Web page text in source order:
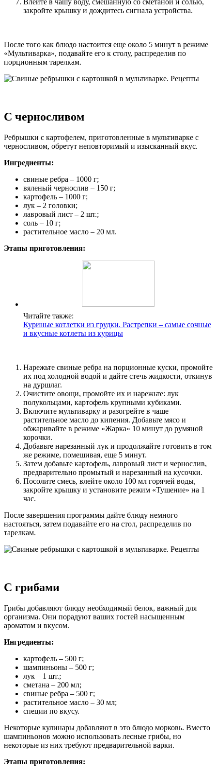
закройте крышку и дождитесь сигнала устройства.
После того как блюдо настоится еще около 5 минут в режиме
«Мультиварка», подавайте его к столу, распределив по
порционным тарелкам.
С черносливом
Ребрышки с картофелем, приготовленные в мультиварке с
черносливом, обретут неповторимый и изысканный вкус.
Ингредиенты:
свиные ребра – 1000 г;
вяленый чернослив – 150 г;
картофель – 1000 г;
лук – 2 головки;
лавровый лист – 2 шт.;
соль – 10 г;
растительное масло – 20 мл.
Этапы приготовления:
Читайте также:
Куриные котлетки из грудки. Растрепки – самые сочные
и вкусные котлеты из курицы
Нарежьте свиные ребра на порционные куски, промойте
их под холодной водой и дайте стечь жидкости, откинув
на дуршлаг.
Очистите овощи, промойте их и нарежьте: лук
полукольцами, картофель крупными кубиками.
Включите мультиварку и разогрейте в чаше
растительное масло до кипения. Добавьте мясо и
обжаривайте в режиме «Жарка» 10 минут до румяной
корочки.
Добавьте нарезанный лук и продолжайте готовить в том
же режиме, помешивая, еще 5 минут.
Затем добавьте картофель, лавровый лист и чернослив,
предварительно промытый и нарезанный на кусочки.
Посолите смесь, влейте около 100 мл горячей воды,
закройте крышку и установите режим «Тушение» на 1
час.
После завершения программы дайте блюду немного
настояться, затем подавайте его на стол, распределив по
тарелкам.
С грибами
Грибы добавляют блюду необходимый белок, важный для
организма. Они порадуют ваших гостей насыщенным
ароматом и вкусом.
Ингредиенты:
картофель – 500 г;
шампиньоны – 500 г;
лук – 1 шт.;
сметана – 200 мл;
свиные ребра – 500 г;
растительное масло – 30 мл;
специи по вкусу.
Некоторые кулинары добавляют в это блюдо морковь. Вместо
шампиньонов можно использовать лесные грибы, но
некоторые из них требуют предварительной варки.
Этапы приготовления: